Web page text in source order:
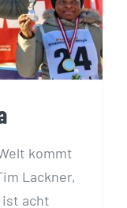
kommt
Lackner,
ist acht